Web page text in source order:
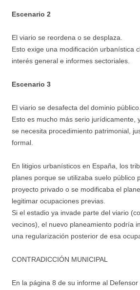
Escenario 2
El viario se reordena o se desplaza.
Esto exige una modificación urbanística
interés general e informes sectoriales.
Escenario 3
El viario se desafecta del dominio público.
Esto es mucho más serio jurídicamente,
se necesita procedimiento patrimonial,
formal.
En litigios urbanísticos en España, los
planes porque se utilizaba suelo público
proyecto privado o se modificaba el
legitimar ocupaciones previas.
Si el estadio ya invade parte del viario
vecinos), el nuevo planeamiento podría
una regularización posterior de esa
CONTRADICCIÓN MUNICIPAL
En la página 8 de su informe al Defensor